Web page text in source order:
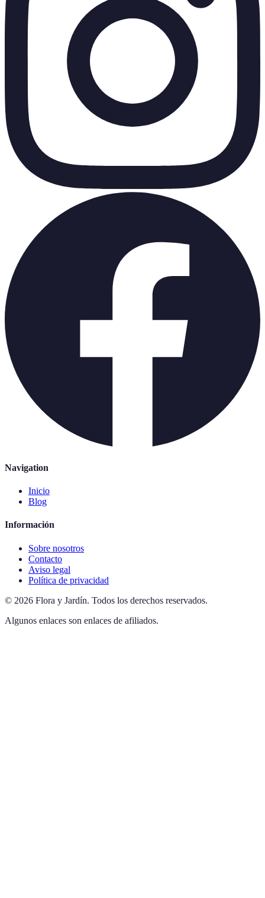
Navigation
Inicio
Blog
Información
Sobre nosotros
Contacto
Aviso legal
Política de privacidad
© 2026 Flora y Jardín. Todos los derechos reservados.
Algunos enlaces son enlaces de afiliados.